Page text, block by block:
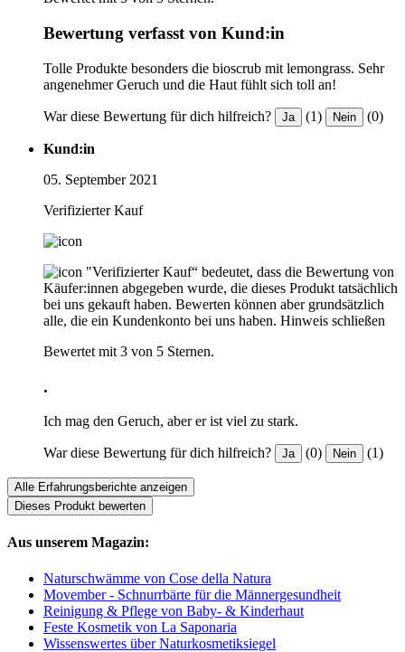
Bewertung verfasst von Kund:in
Tolle Produkte besonders die bioscrub mit lemongrass. Sehr
angenehmer Geruch und die Haut fühlt sich toll an!
War diese Bewertung für dich hilfreich? Ja (1) Nein (0)
Kund:in
05. September 2021
Verifizierter Kauf
"Verifizierter Kauf“ bedeutet, dass die Bewertung von
Käufer:innen abgegeben wurde, die dieses Produkt tatsächlich
bei uns gekauft haben. Bewerten können aber grundsätzlich
alle, die ein Kundenkonto bei uns haben. Hinweis schließen
Bewertet mit 3 von 5 Sternen.
.
Ich mag den Geruch, aber er ist viel zu stark.
War diese Bewertung für dich hilfreich? Ja (0) Nein (1)
Alle Erfahrungsberichte anzeigen
Dieses Produkt bewerten
Aus unserem Magazin:
Naturschwämme von Cose della Natura
Movember - Schnurrbärte für die Männergesundheit
Reinigung & Pflege von Baby- & Kinderhaut
Feste Kosmetik von La Saponaria
Wissenswertes über Naturkosmetiksiegel